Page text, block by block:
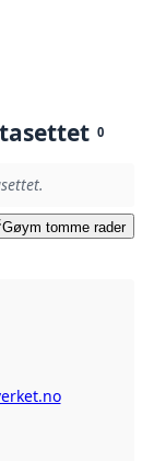
0
Gøym tomme rader